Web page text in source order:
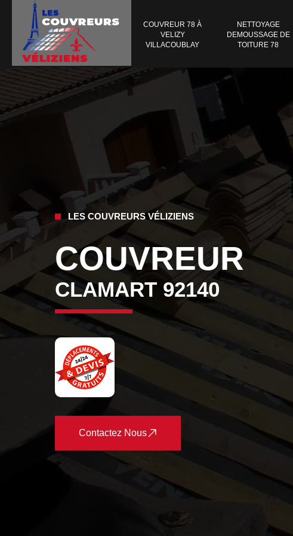
COUVREUR 78 À
VELIZY
VILLACOUBLAY
NETTOYAGE
DEMOUSSAGE DE
TOITURE 78
LES COUVREURS VÉLIZIENS
COUVREUR
CLAMART 92140
Contactez Nous